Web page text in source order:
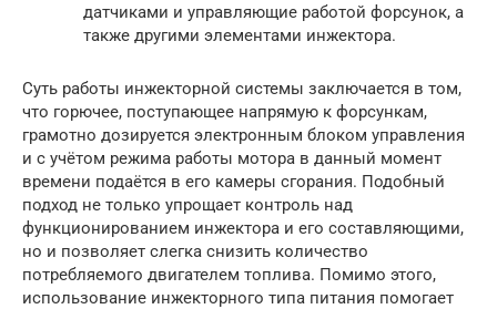
датчиками и управляющие работой форсунок, а
также другими элементами инжектора.
Суть работы инжекторной системы заключается в том,
что горючее, поступающее напрямую к форсункам,
грамотно дозируется электронным блоком управления
и с учётом режима работы мотора в данный момент
времени подаётся в его камеры сгорания. Подобный
подход не только упрощает контроль над
функционированием инжектора и его составляющими,
но и позволяет слегка снизить количество
потребляемого двигателем топлива. Помимо этого,
использование инжекторного типа питания помогает